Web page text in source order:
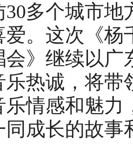
30多个城市
爱。这次《杨
会》继续以广
乐热诚，将带
乐情感和魅
同成长的故事